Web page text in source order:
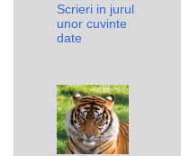
Scrieri in jurul
unor cuvinte
date